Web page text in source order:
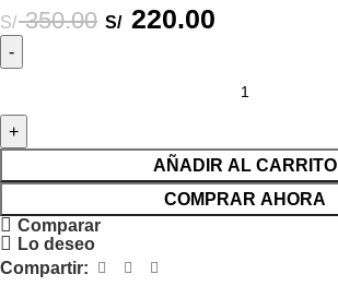
S/350.00 S/ 220.00
AÑADIR AL CARRITO
COMPRAR AHORA
Comparar
Lo deseo
Compartir: